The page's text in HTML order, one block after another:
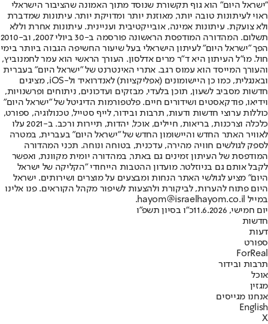
"ישראל היום" הוא גוף תקשורת שנוסד מתוך האמונה שהציבור הישראלי
ראוי לעיתונות טובה יותר, מאוזנת יותר ומדויקת יותר. עיתונות שמדברת
ולא צועקת. עיתונות אמינה, אובייקטיבית ועניינית. עיתונות אחרת וללא
תשלום. המהדורה המודפסת הראשונה פורסמה ב-30 ביולי 2007, וב-2010
הפך "ישראל היום" לעיתון הישראלי בעל שיעור החשיפה הגבוה ביותר בימי
חול. מו"ל העיתון היא ד"ר מרים אדלסון. העורך הראשי הוא עמר לחמנוביץ,
והעורך המייסד הוא עמוס רגב. אתרי האינטרנט של "ישראל היום" בעברית
ובאנגלית, כמו כן היישומונים (אפליקציות) לאנדרואיד ול-iOS, מציגים
חדשות מסביב לשעון, תוכן בלעדי, מבזקים ועדכונים, ניתוחים ופרשנויות,
וידיאו, פודקאסטים ושידורים חיים. פלטפורמות הדיגיטל של "ישראל היום"
כוללות ערוצי חדשות ודעות, תרבות ובידור, לייף סטייל, טכנולוגיה, ספורט,
כלכלה וצרכנות, בריאות, חיילים, אוכל, יהדות, תיירות ורכב. ב-2021 עלו
לאוויר האתר החדש והיישומון החדש של "ישראל היום" בעברית, במטרה
לספק לגולשים חוויה מהירה, עדכנית, בטוחה ונוחה. תכני המהדורה
המודפסת של העיתון זמינים גם באתר, במהדורה יומית מקוונת, ואפשר
לקבל אותם גם בניוזלטר. מועדון ההטבות הייחודי "הקליקה של ישראל
היום" מציע לגולשי האתר הנחות ומבצעים על מוצרים ושירותים. ישראל
היום פתוח להערות, לביקורת ולהצעות לשיפור מקהל הקוראים. פנו אלינו
במייל hayom@israelhayom.co.il.
יום חמישי, 11.6.2026
כ"ו בסיון תשפ"ו
חדשות
דעות
ספורט
ForReal
תרבות ובידור
אוכל
מגזין
אנחנו מגייסים
English
X